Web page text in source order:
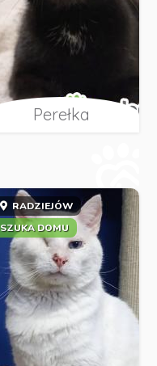
Perełka
RADZIEJÓW
SZUKA DOMU